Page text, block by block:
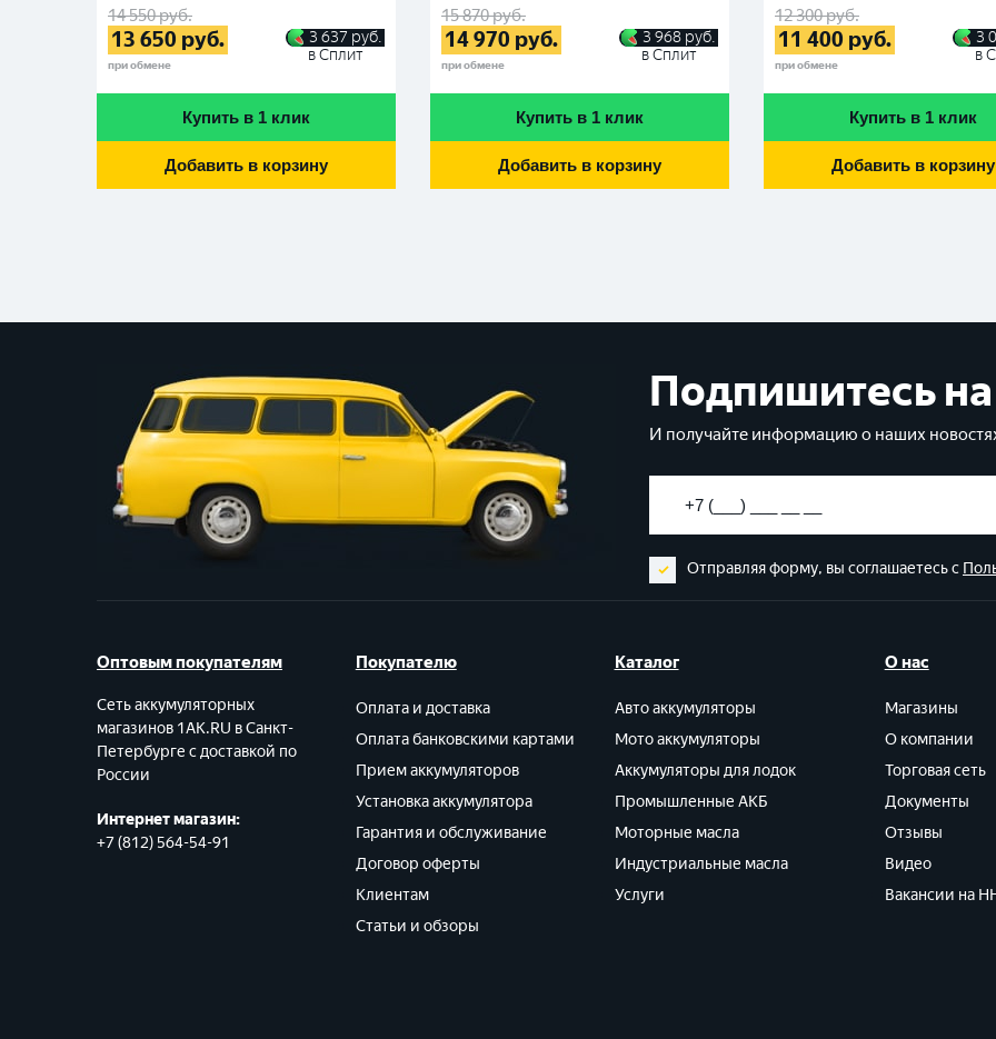
14 550руб.
13 650 руб.
при обмене
3 637 руб.
в Сплит
Купить в 1 клик
Добавить в корзину
15 870руб.
14 970 руб.
при обмене
3 968 руб.
в Сплит
Купить в 1 клик
Добавить в корзину
12 300руб.
11 400 руб.
при обмене
3
в
Купить в 1 клик
Добавить в корзину
Подпишитесь
И получайте информацию о наших
Отправляя форму, вы соглашаетесь с
Оптовым покупателям
Сеть аккумуляторных
магазинов 1AK.RU в Санкт-
Петербурге с доставкой по
России
Интернет магазин:
+7 (812) 564-54-91
Покупателю
Оплата и доставка
Оплата банковскими картами
Прием аккумуляторов
Установка аккумулятора
Гарантия и обслуживание
Договор оферты
Клиентам
Статьи и обзоры
Каталог
Авто аккумуляторы
Мото аккумуляторы
Аккумуляторы для лодок
Промышленные АКБ
Моторные масла
Индустриальные масла
Услуги
О нас
Магазины
О компании
Торговая сеть
Документы
Отзывы
Видео
Вакансии на